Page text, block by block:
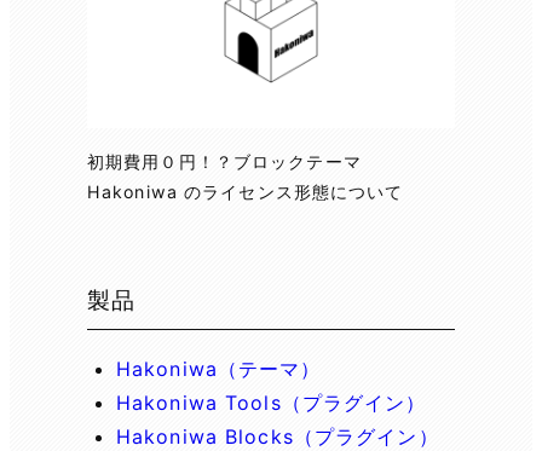
初期費用０円！？ブロックテーマ
Hakoniwa のライセンス形態について
製品
Hakoniwa（テーマ）
Hakoniwa Tools（プラグイン）
Hakoniwa Blocks（プラグイン）